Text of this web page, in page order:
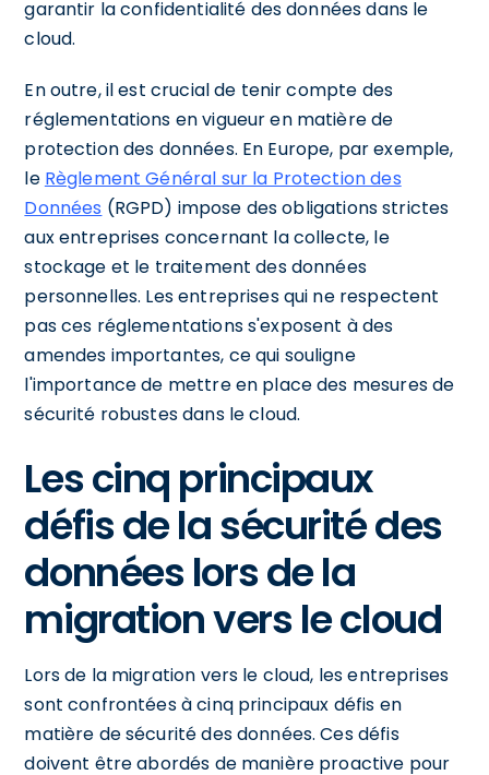
garantir la confidentialité des données dans le
cloud.
En outre, il est crucial de tenir compte des
réglementations en vigueur en matière de
protection des données. En Europe, par exemple,
le Règlement Général sur la Protection des
Données (RGPD) impose des obligations strictes
aux entreprises concernant la collecte, le
stockage et le traitement des données
personnelles. Les entreprises qui ne respectent
pas ces réglementations s'exposent à des
amendes importantes, ce qui souligne
l'importance de mettre en place des mesures de
sécurité robustes dans le cloud.
Les cinq principaux
défis de la sécurité des
données lors de la
migration vers le cloud
Lors de la migration vers le cloud, les entreprises
sont confrontées à cinq principaux défis en
matière de sécurité des données. Ces défis
doivent être abordés de manière proactive pour